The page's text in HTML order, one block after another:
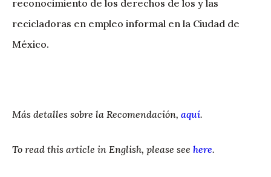
reconocimiento de los derechos de los y las
recicladoras en empleo informal en la Ciudad de
México.
Más detalles sobre la Recomendación, aquí.
To read this article in English, please see here.